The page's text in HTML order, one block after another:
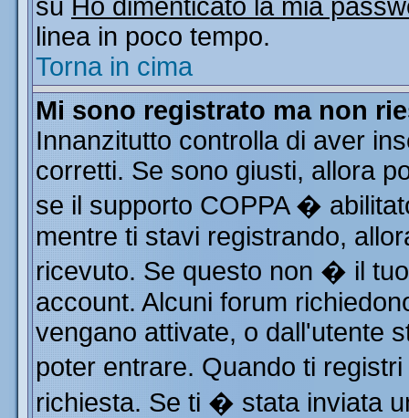
su Ho dimenticato la mia
linea in poco tempo.
Torna in cima
Mi sono registrato ma non
Innanzitutto controlla di aver
corretti. Se sono giusti, allora
se il supporto COPPA �
mentre ti stavi registrando,
ricevuto. Se questo non � il
account. Alcuni forum
vengano attivate, o dall'utente
poter entrare. Quando ti
richiesta. Se ti � stata inviata